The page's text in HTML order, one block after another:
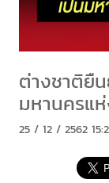
ต่างชาติยื
มหานครแ
25 / 12 / 2562